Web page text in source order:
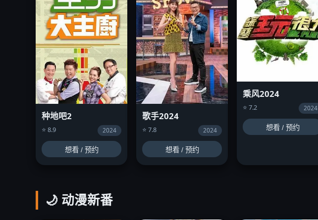
种地吧2
⭐ 8.9 2024
想看 / 预约
歌手2024
⭐ 7.8 2024
想看 / 预约
乘风2024
⭐ 7.2 2024
想看 / 预约
🌙 动漫新番